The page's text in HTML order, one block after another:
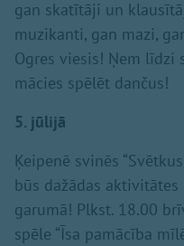
gan skatītāji un
muzikanti, gan mazi,
Ogres viesis! Ņem līdzi
mācies spēlēt dančus!
5. jūlijā
Ķeipenē svinēs
būs dažādas
garumā! Plkst. 18.00
spēle “Īsa pamācība